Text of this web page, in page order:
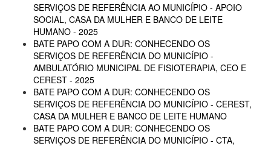
SERVIÇOS DE REFERÊNCIA AO MUNICÍPIO - APOIO
SOCIAL, CASA DA MULHER E BANCO DE LEITE
HUMANO - 2025
BATE PAPO COM A DUR: CONHECENDO OS
SERVIÇOS DE REFERÊNCIA DO MUNICÍPIO -
AMBULATÓRIO MUNICIPAL DE FISIOTERAPIA, CEO E
CEREST - 2025
BATE PAPO COM A DUR: CONHECENDO OS
SERVIÇOS DE REFERÊNCIA DO MUNICÍPIO - CEREST,
CASA DA MULHER E BANCO DE LEITE HUMANO
BATE PAPO COM A DUR: CONHECENDO OS
SERVIÇOS DE REFERÊNCIA DO MUNICÍPIO - CTA,